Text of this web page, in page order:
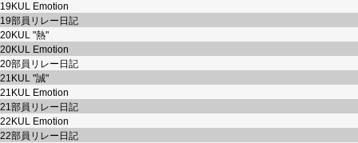
19KUL Emotion
19部員リレー日記
20KUL "熱"
20KUL Emotion
20部員リレー日記
21KUL "誠"
21KUL Emotion
21部員リレー日記
22KUL Emotion
22部員リレー日記